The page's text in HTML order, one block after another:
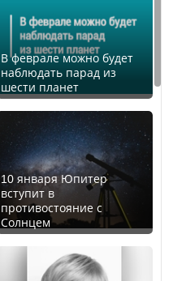
В феврале можно будет
наблюдать парад из
шести планет
10 января Юпитер
вступит в
противостояние с
Солнцем